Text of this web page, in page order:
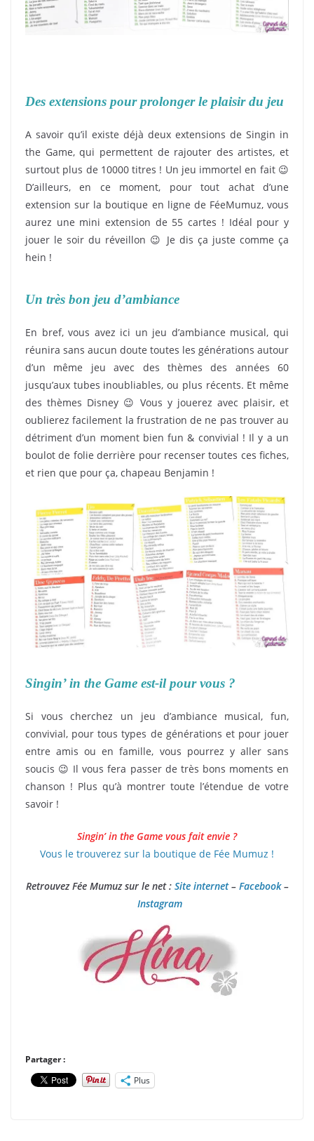
Des extensions pour prolonger le plaisir du jeu
A savoir qu’il existe déjà deux extensions de Singin in
the Game, qui permettent de rajouter des artistes, et
surtout plus de 10000 titres ! Un jeu immortel en fait 😉
D’ailleurs, en ce moment, pour tout achat d’une
extension sur la boutique en ligne de FéeMumuz, vous
aurez une mini extension de 55 cartes ! Idéal pour y
jouer le soir du réveillon 😉 Je dis ça juste comme ça
hein !
Un très bon jeu d’ambiance
En bref, vous avez ici un jeu d’ambiance musical, qui
réunira sans aucun doute toutes les générations autour
d’un même jeu avec des thèmes des années 60
jusqu’aux tubes inoubliables, ou plus récents. Et même
des thèmes Disney 😉 Vous y jouerez avec plaisir, et
oublierez facilement la frustration de ne pas trouver au
détriment d’un moment bien fun & convivial ! Il y a un
boulot de folie derrière pour recenser toutes ces fiches,
et rien que pour ça, chapeau Benjamin !
Singin’ in the Game est-il pour vous ?
Si vous cherchez un jeu d’ambiance musical, fun,
convivial, pour tous types de générations et pour jouer
entre amis ou en famille, vous pourrez y aller sans
soucis 😉 Il vous fera passer de très bons moments en
chanson ! Plus qu’à montrer toute l’étendue de votre
savoir !
Singin’ in the Game vous fait envie ?
Vous le trouverez sur la boutique de Fée Mumuz !
Retrouvez Fée Mumuz sur le net : Site internet– Facebook–
Instagram
Partager :
Plus